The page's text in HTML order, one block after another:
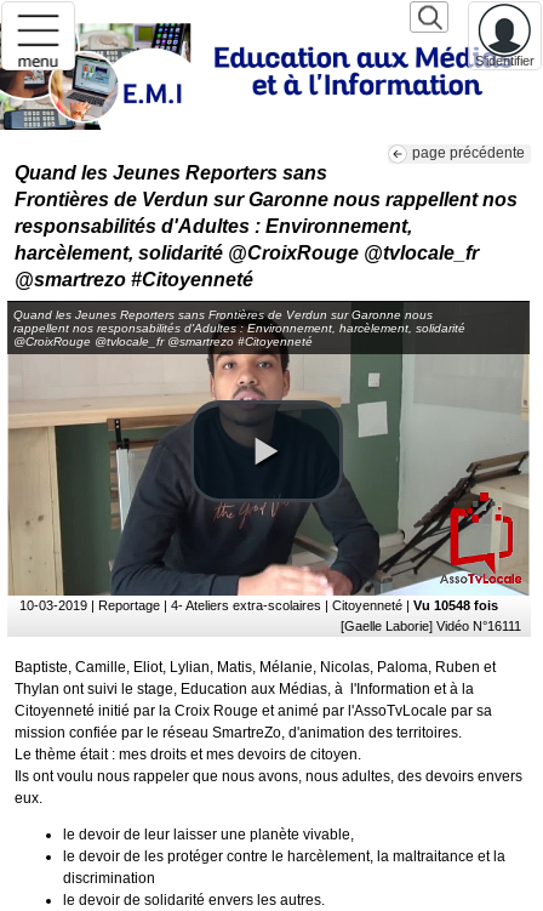
S'identifier
page précédente
Quand les Jeunes Reporters sans
Frontières de Verdun sur Garonne nous rappellent nos
responsabilités d'Adultes : Environnement,
harcèlement, solidarité @CroixRouge @tvlocale_fr
@smartrezo #Citoyenneté
Quand les Jeunes Reporters sans Frontières de Verdun sur Garonne nous
rappellent nos responsabilités d'Adultes : Environnement, harcèlement, solidarité
@CroixRouge @tvlocale_fr @smartrezo #Citoyenneté
10-03-2019 | Reportage | 4- Ateliers extra-scolaires | Citoyenneté | Vu 10548 fois
[Gaelle Laborie] Vidéo N°16111
Baptiste, Camille, Eliot, Lylian, Matis, Mélanie, Nicolas, Paloma, Ruben et
Thylan ont suivi le stage, Education aux Médias, à l'Information et à la
Citoyenneté initié par la Croix Rouge et animé par l'AssoTvLocale par sa
mission confiée par le réseau SmartreZo, d'animation des territoires.
Le thème était : mes droits et mes devoirs de citoyen.
Ils ont voulu nous rappeler que nous avons, nous adultes, des devoirs envers
eux.
le devoir de leur laisser une planète vivable,
le devoir de les protéger contre le harcèlement, la maltraitance et la
discrimination
le devoir de solidarité envers les autres.